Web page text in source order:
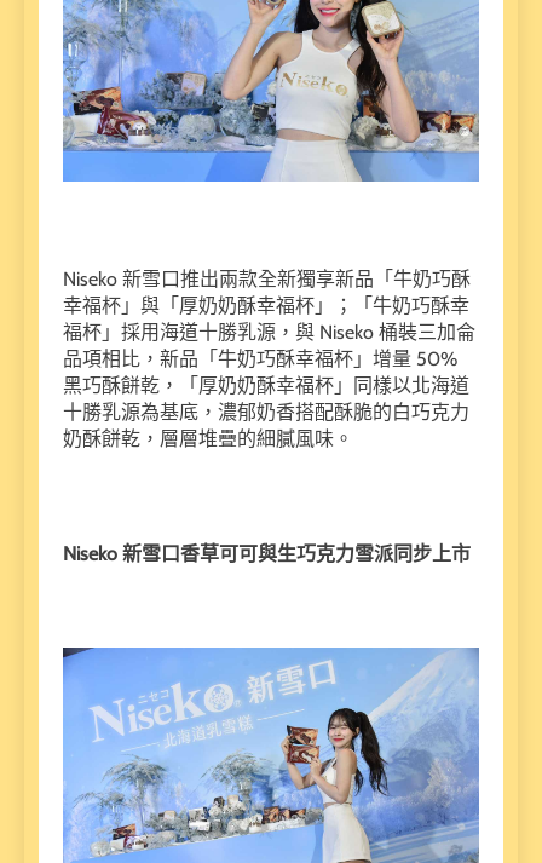
Niseko 新雪口推出兩款全新獨享新品「牛奶巧酥
幸福杯」與「厚奶奶酥幸福杯」；「牛奶巧酥幸
福杯」採用海道十勝乳源，與 Niseko 桶裝三加侖
品項相比，新品「牛奶巧酥幸福杯」增量 50%
黑巧酥餅乾，「厚奶奶酥幸福杯」同樣以北海道
十勝乳源為基底，濃郁奶香搭配酥脆的白巧克力
奶酥餅乾，層層堆疊的細膩風味。
Niseko 新雪口香草可可與生巧克力雪派同步上市